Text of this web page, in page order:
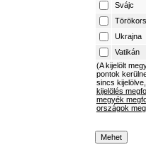
Svájc
Ukrajna
Vatikán
(A kijelölt
pontok
sincs
kijelölés
megyék
országok